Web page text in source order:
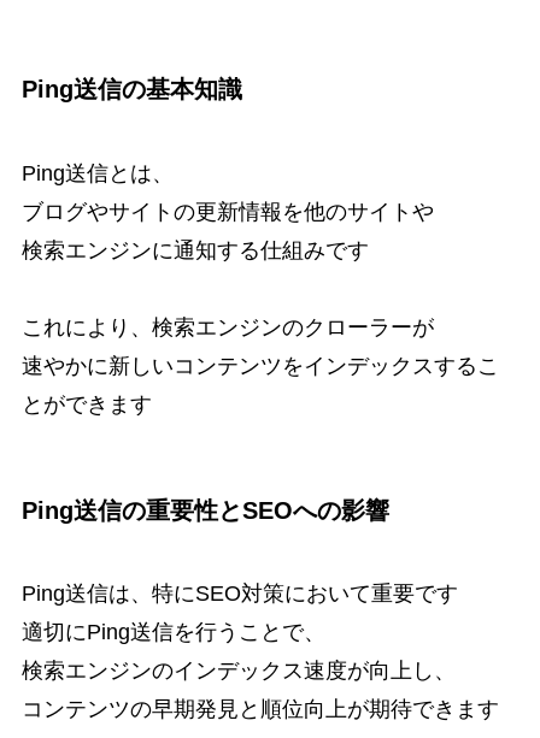
Ping送信の基本知識
Ping送信とは、
ブログやサイトの更新情報を他のサイトや
検索エンジンに通知する仕組みです
これにより、検索エンジンのクローラーが
速やかに新しいコンテンツをインデックスするこ
とができます
Ping送信の重要性とSEOへの影響
Ping送信は、特にSEO対策において重要です
適切にPing送信を行うことで、
検索エンジンのインデックス速度が向上し、
コンテンツの早期発見と順位向上が期待できます